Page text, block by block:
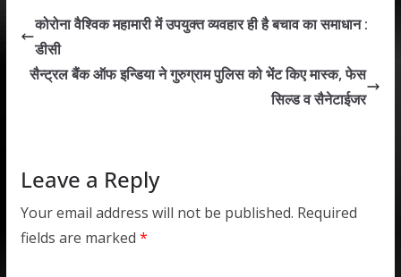
s
p
b
o
er e
n
l e
कोरोना वैश्विक महामारी में उपयुक्त व्यवहार ही है बचाव का समाधान :
डीसी
सैन्ट्रल बैंक ऑफ इन्डिया ने गुरुग्राम पुलिस को भेंट किए मास्क, फेस
सिल्ड व सैनेटाईजर
Leave a Reply
Your email address will not be published. Required
fields are marked *